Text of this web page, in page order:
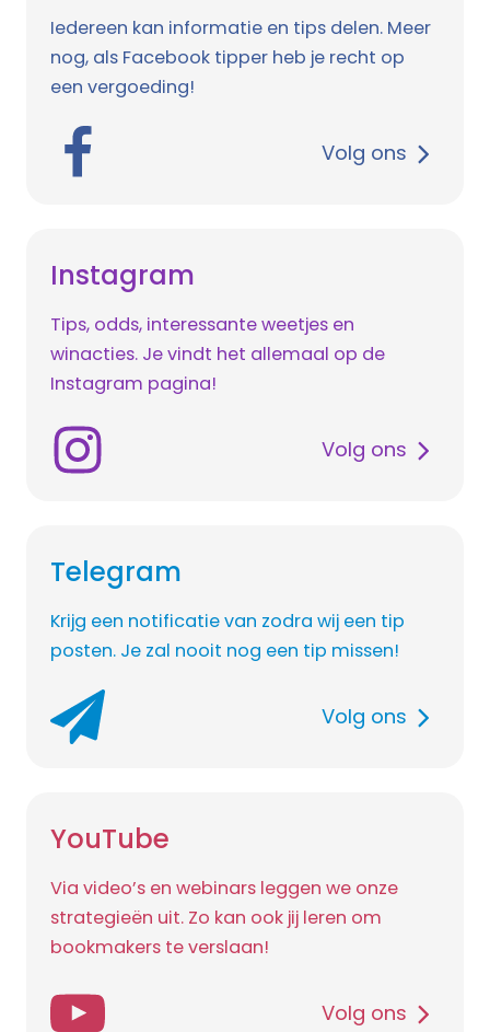
Iedereen kan informatie en tips delen. Meer
nog, als Facebook tipper heb je recht op
een vergoeding!
Volg ons
Instagram
Tips, odds, interessante weetjes en
winacties. Je vindt het allemaal op de
Instagram pagina!
Volg ons
Telegram
Krijg een notificatie van zodra wij een tip
posten. Je zal nooit nog een tip missen!
Volg ons
YouTube
Via video’s en webinars leggen we onze
strategieën uit. Zo kan ook jij leren om
bookmakers te verslaan!
Volg ons